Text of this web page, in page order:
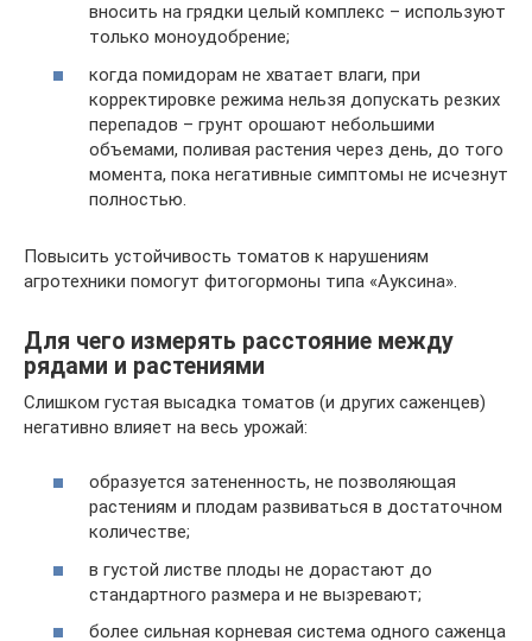
вносить на грядки целый комплекс – используют
только моноудобрение;
когда помидорам не хватает влаги, при
корректировке режима нельзя допускать резких
перепадов – грунт орошают небольшими
объемами, поливая растения через день, до того
момента, пока негативные симптомы не исчезнут
полностью.
Повысить устойчивость томатов к нарушениям
агротехники помогут фитогормоны типа «Ауксина».
Для чего измерять расстояние между
рядами и растениями
Слишком густая высадка томатов (и других саженцев)
негативно влияет на весь урожай:
образуется затененность, не позволяющая
растениям и плодам развиваться в достаточном
количестве;
в густой листве плоды не дорастают до
стандартного размера и не вызревают;
более сильная корневая система одного саженца